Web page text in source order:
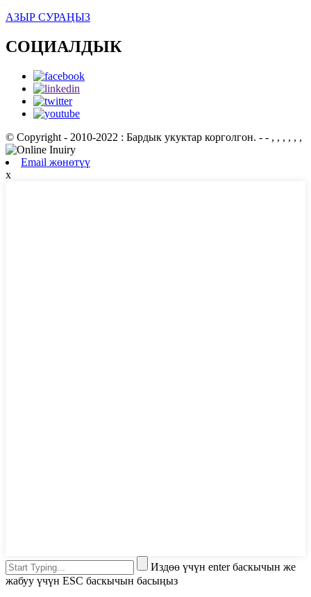
АЗЫР СУРАҢЫЗ
СОЦИАЛДЫК
© Copyright - 2010-2022 : Бардык укуктар корголгон. - - , , , , , ,
Email жөнөтүү
x
Издөө үчүн enter баскычын же
жабуу үчүн ESC баскычын басыңыз